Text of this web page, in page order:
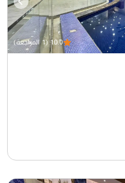
10.0 (1 المراجعة)